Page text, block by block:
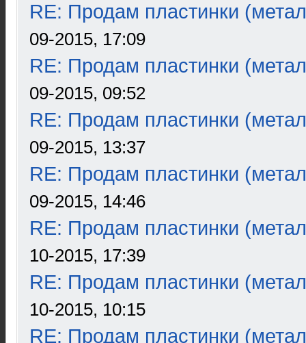
RE: Продам пластинки
09-2015, 17:09
RE: Продам пластинки
09-2015, 09:52
RE: Продам пластинки
09-2015, 13:37
RE: Продам пластинки
09-2015, 14:46
RE: Продам пластинки
10-2015, 17:39
RE: Продам пластинки
10-2015, 10:15
RE: Продам пластинки